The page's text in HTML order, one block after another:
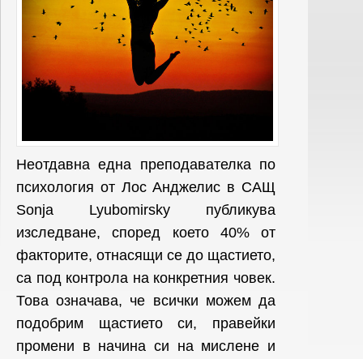
Неотдавна една преподавателка по
психология от Лос Анджелис в САЩ
Sonja Lyubomirsky публикува
изследване, според което 40% от
факторите, отнасящи се до щастието,
са под контрола на конкретния човек.
Това означава, че всички можем да
подобрим щастието си, правейки
промени в начина си на мислене и